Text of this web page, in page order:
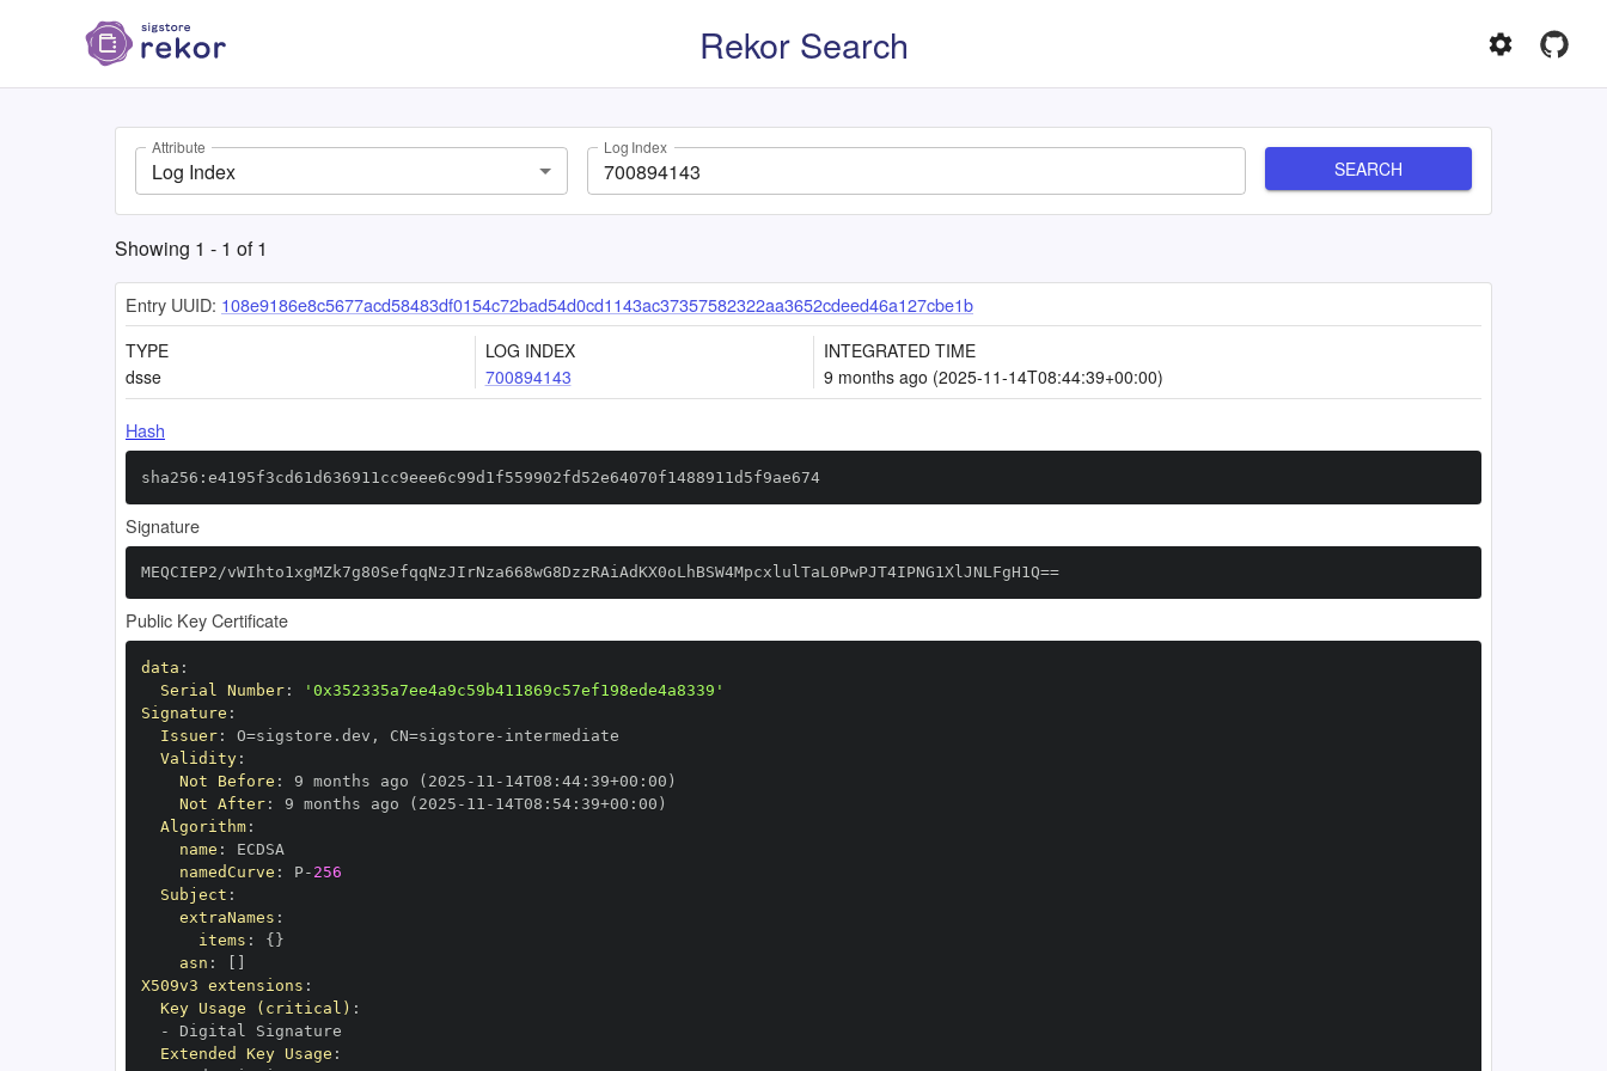
Rekor Search
Attribute
Log Index
Log Index
SEARCH
Showing 1 - 1 of1
Entry UUID: 108e9186e8c5677acd58483df0154c72bad54d0cd1143ac37357582322aa3652cdeed46a127cbe1b
TYPE
dsse
LOG INDEX
700894143
INTEGRATED TIME
9 months ago (2025-11-14T08:44:39+00:00)
Hash
sha256:e4195f3cd61d636911cc9eee6c99d1f559902fd52e64070f1488911d5f9ae674
Signature
MEQCIEP2/vWIhto1xgMZk7g80SefqqNzJIrNza668wG8DzzRAiAdKX0oLhBSW4MpcxlulTaL0PwPJT4IPNG1XlJNLFgH1Q==
Public Key Certificate
data :
Serial Number:
'0x352335a7ee4a9c59b411869c57ef198ede4a8339'
Signature :
Issuer: O=sigstore.dev , CN=sigstore -
Validity:
Not Before : 9 months ago (2025 - 11 - 14T08 : 44: 39+00 :
Not After: 9 months ago (2025 - 11 - 14T08 : 54: 39+00 :
Algorithm:
name :
namedCurve : P- 256
Subject :
extraNames :
items : { }
asn :
X509v3 extensions :
Key Usage (critical) :
-
Extended Key Usage :